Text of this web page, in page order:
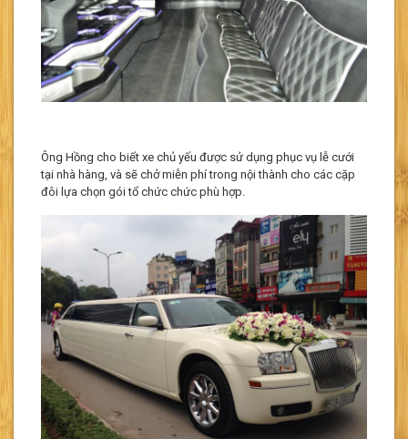
Ông Hồng cho biết xe chủ yếu được sử dụng phục vụ lễ cưới
tại nhà hàng, và sẽ chở miễn phí trong nội thành cho các cặp
đôi lựa chọn gói tổ chức chức phù hợp.